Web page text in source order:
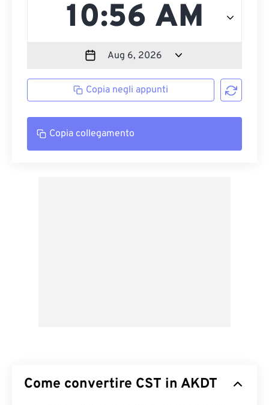
Copia negli appunti
Copia collegamento
Come convertire CST in AKDT